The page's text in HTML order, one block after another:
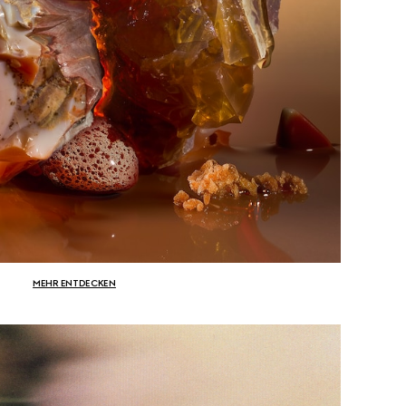
MEHR ENTDECKEN